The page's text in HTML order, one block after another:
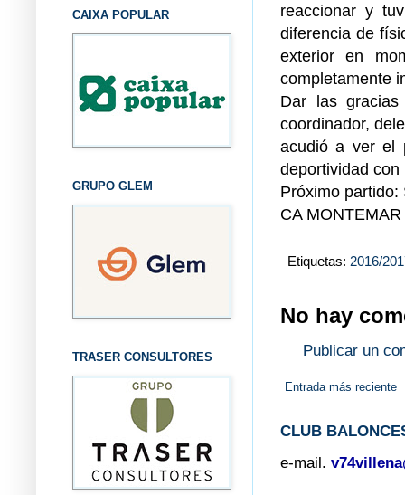
reaccionar y
diferencia de
exterior en
completamente
Dar las
coordinador,
acudió a ver el
deportividad
Próximo partido:
CA
Etiquetas: 2016/
No hay
Publicar un
Entrada más reciente
CLUB
e-mail.
CAIXA POPULAR
GRUPO GLEM
TRASER CONSULTORES